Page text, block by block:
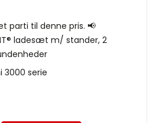
parti til denne pris. 📢
ladesæt m/ stander, 2
3000 serie